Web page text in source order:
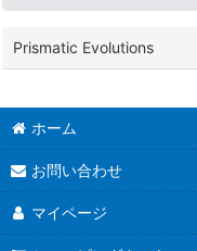
Prismatic Evolutions
ホーム
お問い合わせ
マイページ